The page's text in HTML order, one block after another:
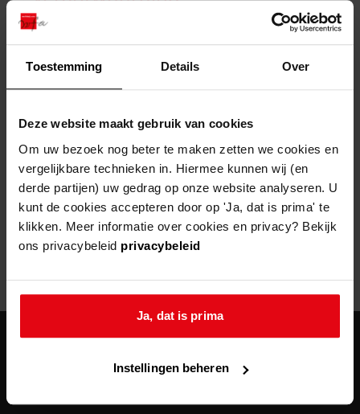
Toestemming Details Over
Deze website maakt gebruik van cookies
Om uw bezoek nog beter te maken zetten we cookies en
vergelijkbare technieken in. Hiermee kunnen wij (en
derde partijen) uw gedrag op onze website analyseren. U
kunt de cookies accepteren door op 'Ja, dat is prima' te
klikken. Meer informatie over cookies en privacy? Bekijk
ons privacybeleid privacybeleid
Ja, dat is prima
Instellingen beheren
bouwvergunningen
omgevingsvergunningen
vergunningen
uitleg nodig?
Wij helpen u op weg met een aantal zoektips.
bekijk alle zoektips
Wij helpen u op weg met een aantal zoektips.
bekijk alle zoektips
bekijk ons geschiedenislokaal
advisering en toezicht
beleidsplan
gemeenschappelijke regeling
publiek jaarverslag
steun het archief
U kunt ook Vriend worden en het Westfries
Archief steunen.
meer weten
zoektips
Door een fout tijdens het verwerken van deze pagina is het niet
404- Not Found
Mogelijk kunt u deze pagina niet bezoeken door:
een verouderde bladwijzer/favoriet